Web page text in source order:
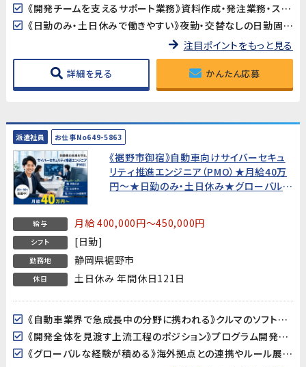
《開発チームを支えるサポート業務》資料作成・発注業務・スケジュール調整など、幅広い事務スキルを活かせるポジションです。開発の現場に近い場所で、ものづくりを支えるやりがいを感じられます。
《日勤のみ・土日休みで働きやすい》夜勤・交替なしの日勤固定。基本土日休みで、プライベートとのバランスが取りやすい環境です。
注目ポイントをもっと見る
詳細を見る かんたん応募
派遣社員 お仕事No649-5863
《裾野市御宿》自動車向けサイバーセキュ
リティ推進エンジニア（PMO）★月給40万
円〜★日勤のみ・土日休み★グローバル経
給与 月給 400,000円～450,000円
シフト [日勤]
勤務地 静岡県裾野市
休日 土日休み 年間休日121日
《自動車業界で急成長中の分野に携われる》クルマのソフトウェア化が進む中、製品サイバーセキュリティは今最も注目される技術領域のひとつ。業界の最前線で、将来性の高い専門知識を身につけることができます。
《開発全体を見渡す上流工程のポジション》プログラム開発や設計ではなく、「プロジェクトが正しく進んでいるか」を確認・調整する推進役。PMOやプロジェクトリーダーを目指したい方に最適な環境です。
《グローバルな経験が積める》海外拠点との連携やルール展開など、国際的な業務に携われます。英語力は不問ですが、グローバルな視点を持った仕事を経験したい方にぴったりです。